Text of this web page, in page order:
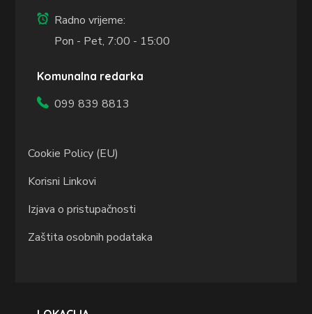
Radno vrijeme:
Pon - Pet, 7:00 - 15:00
Komunalna redarka
099 839 8813
Cookie Policy (EU)
Korisni Linkovi
Izjava o pristupačnosti
Zaštita osobnih podataka